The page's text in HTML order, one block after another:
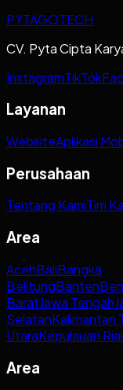
PYTAGOTECH
CV. Pyta Cipta
InstagramTikTok
Layanan
WebsiteAplikasi
Perusahaan
Tentang KamiTim
Area
AcehBaliBangka
BelitungBanten
BaratJawa Tengah
SelatanKalimantan
UtaraKepulauan
Area